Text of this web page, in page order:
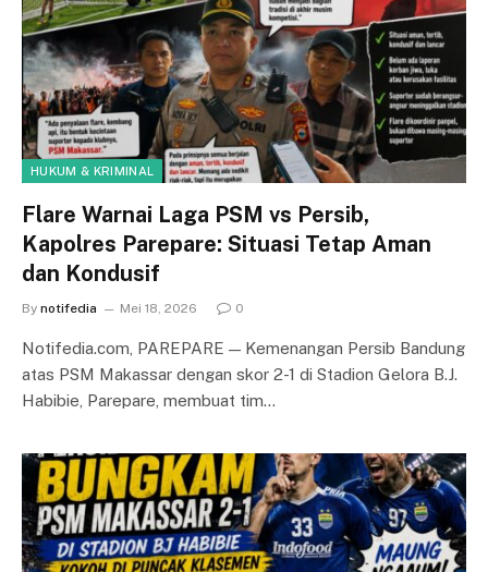
HUKUM & KRIMINAL
Flare Warnai Laga PSM vs Persib,
Kapolres Parepare: Situasi Tetap Aman
dan Kondusif
By notifedia Mei 18, 2026 0
Notifedia.com, PAREPARE — Kemenangan Persib Bandung
atas PSM Makassar dengan skor 2-1 di Stadion Gelora B.J.
Habibie, Parepare, membuat tim…